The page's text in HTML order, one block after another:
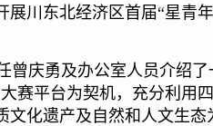
展川东北经济区首届“星青
曾庆勇及办公室人员介绍
赛平台为契机，充分利用
化遗产及自然和人文生态